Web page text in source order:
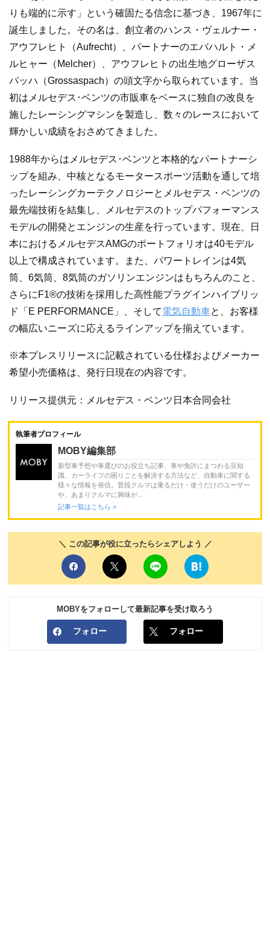
りも端的に示す」という確固たる信念に基づき、1967年に
誕生しました。その名は、創立者のハンス・ヴェルナー・
アウフレヒト（Aufrecht）、パートナーのエバハルト・メ
ルヒャー（Melcher）、アウフレヒトの出生地グローザス
パッハ（Grossaspach）の頭文字から取られています。当
初はメルセデス･ベンツの市販車をベースに独自の改良を
施したレーシングマシンを製造し、数々のレースにおいて
輝かしい成績をおさめてきました。
1988年からはメルセデス･ベンツと本格的なパートナーシ
ップを組み、中核となるモータースポーツ活動を通して培
ったレーシングカーテクノロジーとメルセデス・ベンツの
最先端技術を結集し、メルセデスのトップパフォーマンス
モデルの開発とエンジンの生産を行っています。現在、日
本におけるメルセデスAMGのポートフォリオは40モデル
以上で構成されています。また、パワートレインは4気
筒、6気筒、8気筒のガソリンエンジンはもちろんのこと、
さらにF1®の技術を採用した高性能プラグインハイブリッ
ド「E PERFORMANCE」、そして電気自動車と、お客様
の幅広いニーズに応えるラインアップを揃えています。
※本プレスリリースに記載されている仕様およびメーカー
希望小売価格は、発行日現在の内容です。
リリース提供元：メルセデス・ベンツ日本合同会社
執筆者プロフィール
MOBY編集部
新型車予想や車選びのお役立ち記事、車や免許にまつわる豆知
識、カーライフの困りごとを解決する方法など、自動車に関する
様々な情報を発信。普段クルマは乗るだけ・使うだけのユーザー
や、あまりクルマに興味が...
記事一覧はこちら >
＼ この記事が役に立ったらシェアしよう ／
MOBYをフォローして最新記事を受け取ろう
フォロー フォロー